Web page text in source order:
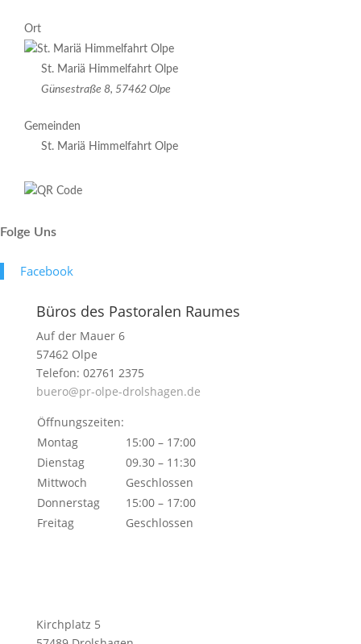
Ort
St. Mariä Himmelfahrt Olpe
Günsestraße 8, 57462 Olpe
Gemeinden
St. Mariä Himmelfahrt Olpe
Folge Uns
Face­book
Büros des Pastoralen Raumes
Auf der Mauer 6
57462 Olpe
Telefon: 02761 2375
buero@pr-olpe-drolshagen.de
Öffnungszeiten:
Montag
15:00 – 17:00
Dienstag
09.30 – 11:30
Mittwoch
Geschlossen
Donnerstag
15:00 – 17:00
Freitag
Geschlossen
Kirchplatz 5